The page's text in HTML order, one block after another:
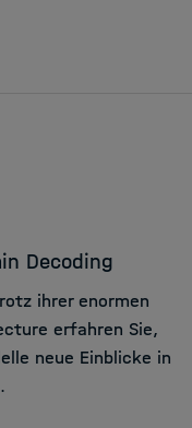
Decoding
ihrer enormen
erfahren Sie,
neue Einblicke in